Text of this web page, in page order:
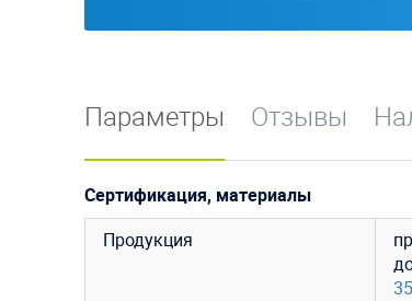
Параметры Отзывы
Сертификация, материалы
Продукция